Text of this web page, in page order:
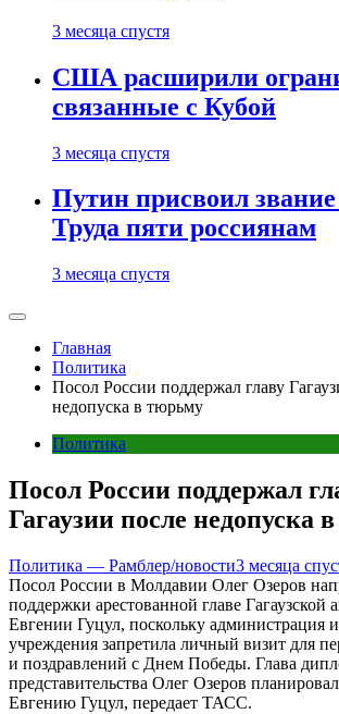
3 месяца спустя
США расширили
связанные с Кубой
3 месяца спустя
Путин присвоил
Труда пяти россиянам
3 месяца спустя
Главная
Политика
Посол России поддержал главу
недопуска в тюрьму
Политика
Посол России поддержал
Гагаузии после недопуска
Политика — Рамблер/новости3 месяца
Посол России в Молдавии Олег Озеров
поддержки арестованной главе Гагаузской
Евгении Гуцул, поскольку администрация
учреждения запретила личный визит для
и поздравлений с Днем Победы. Глава
представительства Олег Озеров
Евгению Гуцул, передает ТАСС.